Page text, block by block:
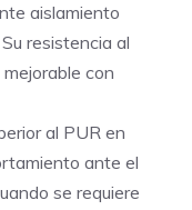
aislamiento
resistencia al
con
al PUR en
ante el
se requiere